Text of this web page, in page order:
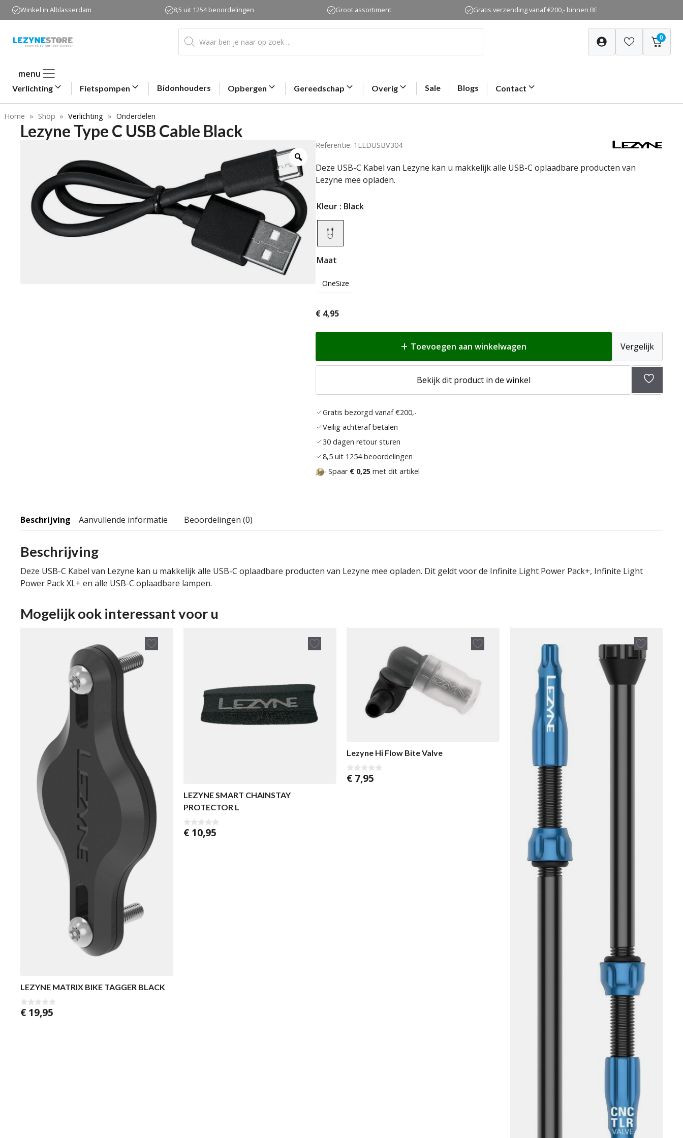
naar
inhoud
Winkel in Alblasserdam 8,5 uit 1254 beoordelingen Groot assortiment Gratis verzending vanaf €200,- binnen BE
Producten
zoeken 0
menu
Verlichting Fietspompen Bidonhouders Opbergen Gereedschap Overig Sale Blogs Contact
Home » Shop » Verlichting » Onderdelen
Lezyne Type C USB Cable Black
Referentie: 1LEDUSBV304
Deze USB-C Kabel van Lezyne kan u makkelijk alle USB-C oplaadbare producten van
Lezyne mee opladen.
Kleur : Black
Maat
OneSize
€ 4,95
Toevoegen aan winkelwagen Vergelijk
Bekijk dit product in de winkel
Gratis bezorgd vanaf €200,-
Veilig achteraf betalen
30 dagen retour sturen
8,5 uit 1254 beoordelingen
Spaar € 0,25 met dit artikel
Beschrijving Aanvullende informatie Beoordelingen (0)
Beschrijving
Deze USB-C Kabel van Lezyne kan u makkelijk alle USB-C oplaadbare producten van Lezyne mee opladen. Dit geldt voor de Infinite Light Power Pack+, Infinite Light
Power Pack XL+ en alle USB-C oplaadbare lampen.
Mogelijk ook interessant voor u
LEZYNE MATRIX BIKE TAGGER BLACK
0
€ 19,95
LEZYNE SMART CHAINSTAY
PROTECTOR L
0
v
€ 10,95
Lezyne Hi Flow Bite Valve
0
v
€ 7,95